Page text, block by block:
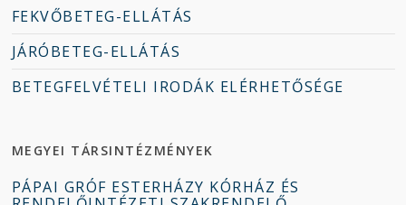
FEKVŐBETEG-ELLÁTÁS
JÁRÓBETEG-ELLÁTÁS
BETEGFELVÉTELI IRODÁK ELÉRHETŐSÉGE
MEGYEI TÁRSINTÉZMÉNYEK
PÁPAI GRÓF ESTERHÁZY KÓRHÁZ ÉS